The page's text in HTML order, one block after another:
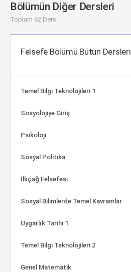
Bölümün Diğer Dersleri
Toplam 62 Ders
Felsefe Bölümü Bütün Dersleri
Temel Bilgi Teknolojileri 1
Sosyolojiye Giriş
Psikoloji
Sosyal Politika
İlkçağ Felsefesi
Sosyal Bilimlerde Temel Kavramlar
Uygarlık Tarihi 1
Temel Bilgi Teknolojileri 2
Genel Matematik